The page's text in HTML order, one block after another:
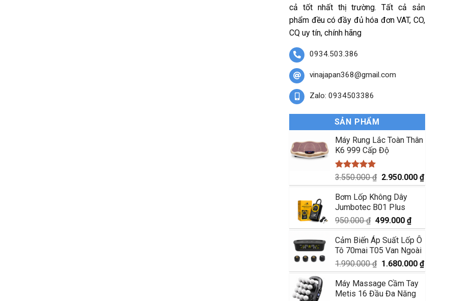
cả tốt nhất thị trường. Tất cả sản
phẩm đều có đầy đủ hóa đơn VAT, CO,
CQ uy tín, chính hãng
0934.503.386
vinajapan368@gmail.com
Zalo: 0934503386
SẢN PHẨM
Máy Rung Lắc Toàn Thân
K6 999 Cấp Độ
Được xếp
hạng5.00
5 sao
3.550.000₫ Giá
gốc
là:
3.550.000 ₫.
2.950.000₫Giá
hiện
Bơm Lốp Không Dây
Jumbotec B01 Plus
950.000₫ Giá
gốc
là:
950.000 ₫.
499.000₫Giá
hiện
tại
là:
499.000 ₫.
Cảm Biến Áp Suất Lốp Ô
Tô 70mai T05 Van Ngoài
1.990.000₫ Giá
gốc
là:
1.990.000 ₫.
1.680.000₫Giá
hiện
Máy Massage Cầm Tay
Metis 16 Đầu Đa Năng